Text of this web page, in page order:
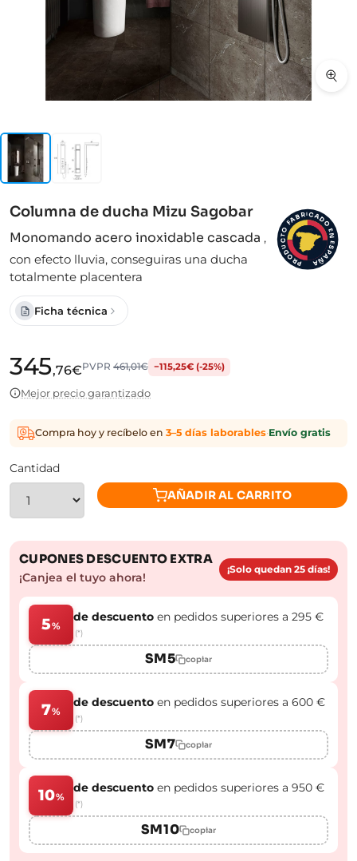
Columna de ducha Mizu Sagobar
Monomando acero inoxidable cascada ,
con efecto lluvia, conseguiras una ducha
totalmente placentera
P
R
O
D
U
C
T
O
FABRICADO
E
N
E
S
P
A
Ñ
A
Ficha técnica
345,76€PVPR461,01€ −115,25€ (-25%)
Mejor precio garantizado
Compra hoy y recíbelo en 3–5 días laborables·Envío gratis
Cantidad
AÑADIR AL CARRITO
CUPONES DESCUENTO EXTRA
¡Canjea el tuyo ahora!
¡Solo quedan 25 días!
5%
de descuento en pedidos superiores a 295 €
(*)
SM5 copiar
7%
de descuento en pedidos superiores a 600 €
(*)
SM7 copiar
10%
de descuento en pedidos superiores a 950 €
(*)
SM10 copiar